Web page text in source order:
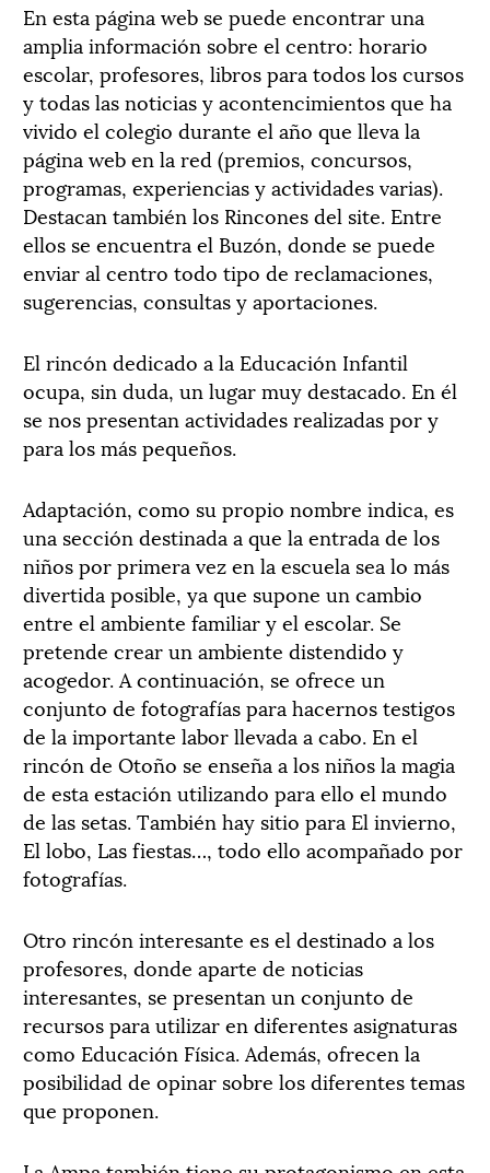
En esta página web se puede encontrar una
amplia información sobre el centro: horario
escolar, profesores, libros para todos los cursos
y todas las noticias y acontencimientos que ha
vivido el colegio durante el año que lleva la
página web en la red (premios, concursos,
programas, experiencias y actividades varias).
Destacan también los Rincones del site. Entre
ellos se encuentra el Buzón, donde se puede
enviar al centro todo tipo de reclamaciones,
sugerencias, consultas y aportaciones.
El rincón dedicado a la Educación Infantil
ocupa, sin duda, un lugar muy destacado. En él
se nos presentan actividades realizadas por y
para los más pequeños.
Adaptación, como su propio nombre indica, es
una sección destinada a que la entrada de los
niños por primera vez en la escuela sea lo más
divertida posible, ya que supone un cambio
entre el ambiente familiar y el escolar. Se
pretende crear un ambiente distendido y
acogedor. A continuación, se ofrece un
conjunto de fotografías para hacernos testigos
de la importante labor llevada a cabo. En el
rincón de Otoño se enseña a los niños la magia
de esta estación utilizando para ello el mundo
de las setas. También hay sitio para El invierno,
El lobo, Las fiestas…, todo ello acompañado por
fotografías.
Otro rincón interesante es el destinado a los
profesores, donde aparte de noticias
interesantes, se presentan un conjunto de
recursos para utilizar en diferentes asignaturas
como Educación Física. Además, ofrecen la
posibilidad de opinar sobre los diferentes temas
que proponen.